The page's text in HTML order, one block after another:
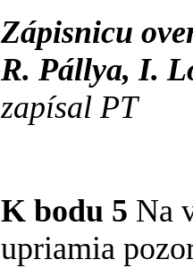
Zápisnicu
R.
zapísal PT
K bodu 5 Na
upriamia